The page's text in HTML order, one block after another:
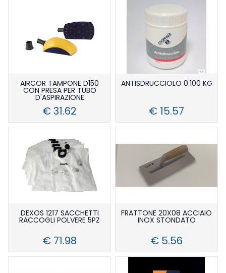
AIRCOR TAMPONE D150
CON PRESA PER TUBO
D'ASPIRAZIONE
€ 31.62
ANTISDRUCCIOLO 0.100 KG
€ 15.57
DEXOS 1217 SACCHETTI
RACCOGLI POLVERE 5PZ
€ 71.98
FRATTONE 20X08 ACCIAIO
INOX STONDATO
€ 5.56
Bicomponenti Yachting
Monocomponenti
Poliuretanici Bicomponenti
Stucchi (nautica)
Poliestere
Tessuti E Compositi
Spray